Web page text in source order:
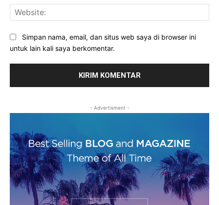
Simpan nama, email, dan situs web saya di browser ini
untuk lain kali saya berkomentar.
- Advertisment -